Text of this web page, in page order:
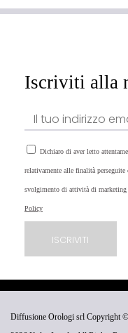
Iscriviti alla
Dichiaro di aver letto
relativamente alle finalità
svolgimento di attività di marketing
Policy
Diffusione Orologi srl Copyright